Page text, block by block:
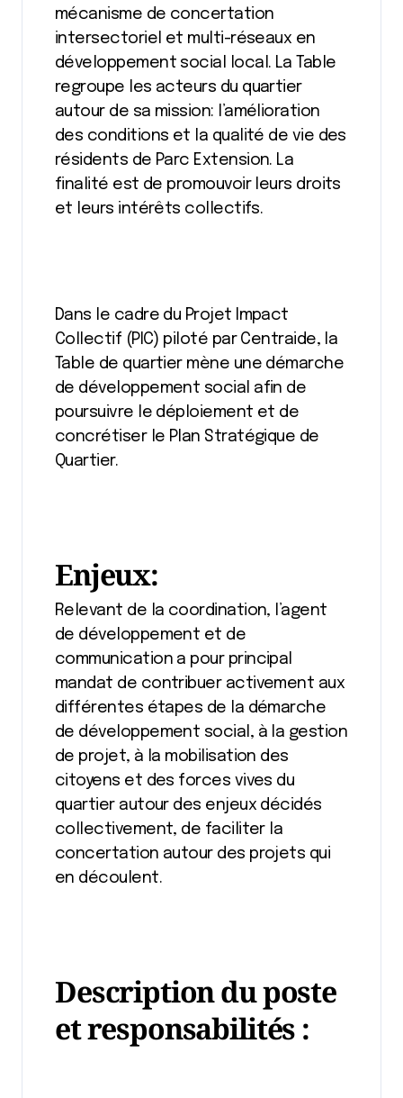
mécanisme de concertation
intersectoriel et multi-réseaux en
développement social local. La Table
regroupe les acteurs du quartier
autour de sa mission: l’amélioration
des conditions et la qualité de vie des
résidents de Parc Extension. La
finalité est de promouvoir leurs droits
et leurs intérêts collectifs.
Dans le cadre du Projet Impact
Collectif (PIC) piloté par Centraide, la
Table de quartier mène une démarche
de développement social afin de
poursuivre le déploiement et de
concrétiser le Plan Stratégique de
Quartier.
Enjeux:
Relevant de la coordination, l’agent
de développement et de
communication a pour principal
mandat de contribuer activement aux
différentes étapes de la démarche
de développement social, à la gestion
de projet, à la mobilisation des
citoyens et des forces vives du
quartier autour des enjeux décidés
collectivement, de faciliter la
concertation autour des projets qui
en découlent.
Description du poste
et responsabilités :